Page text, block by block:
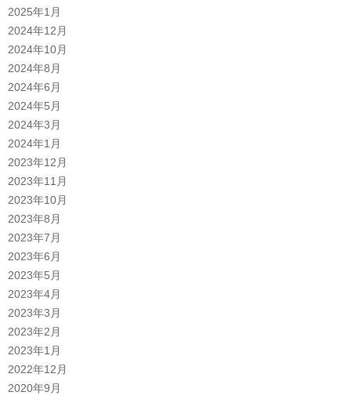
2025年1月
2024年12月
2024年10月
2024年8月
2024年6月
2024年5月
2024年3月
2024年1月
2023年12月
2023年11月
2023年10月
2023年8月
2023年7月
2023年6月
2023年5月
2023年4月
2023年3月
2023年2月
2023年1月
2022年12月
2020年9月